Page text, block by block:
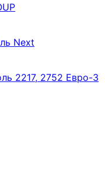
Next
2217, 2752 Евро-3